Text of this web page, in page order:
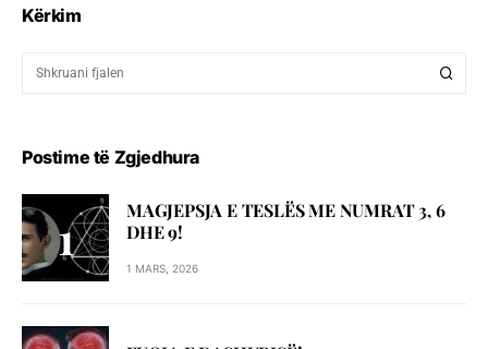
Kërkim
Postime të Zgjedhura
MAGJEPSJA E TESLËS ME NUMRAT 3, 6
DHE 9!
1 MARS, 2026